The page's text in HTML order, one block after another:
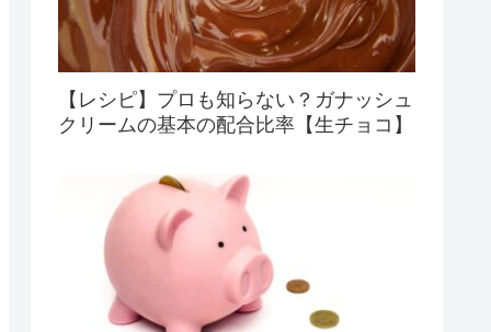
【レシピ】プロも知らない？ガナッシュ
クリームの基本の配合比率【生チョコ】